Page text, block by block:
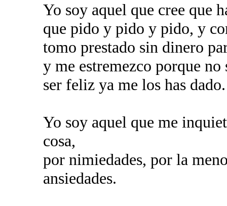
Yo soy aquel que cree que
que pido y pido y pido, y
tomo prestado sin dinero
y me estremezco porque
ser feliz ya me los has dado.
Yo soy aquel que me
cosa,
por nimiedades, por la
ansiedades.